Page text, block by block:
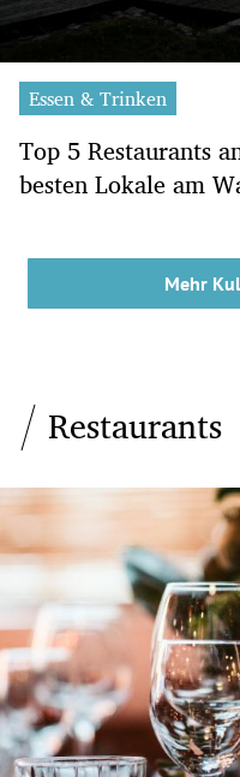
Essen & Trinken
Top 5 Restaurants
besten Lokale am
Mehr
Restaurants